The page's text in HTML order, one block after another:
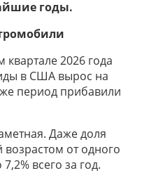
годы.
2026 года
в США вырос на
период прибавили
Даже доля
от одного
всего за год.